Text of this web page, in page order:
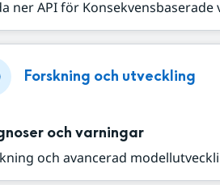
ner API för
Forskning och utveckling
och varningar
och avancerad